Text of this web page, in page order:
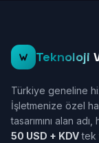
Teknoloji
Türkiye geneline
İşletmenize özel
tasarımını alan
50 USD + KDVtek